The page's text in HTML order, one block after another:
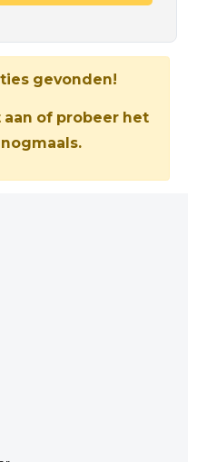
gevonden!
aan of probeer het